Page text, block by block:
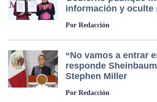
información y oculte
Por Redacción
“No vamos a entrar
responde
Stephen Miller
Por Redacción